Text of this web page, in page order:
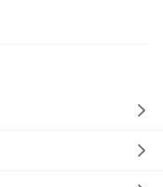
бу
зал